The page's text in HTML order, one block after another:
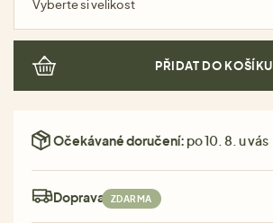
Vyberte si velikost
PŘIDAT DO KOŠÍKU
Očekávané doručení: po 10. 8. u vás
Doprava: ZDARMA